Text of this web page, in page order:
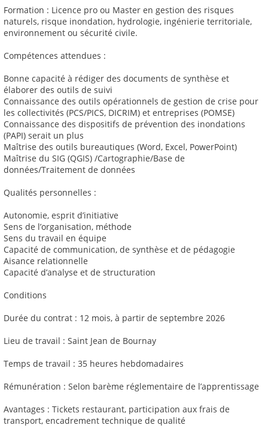
Formation : Licence pro ou Master en gestion des risques
naturels, risque inondation, hydrologie, ingénierie territoriale,
environnement ou sécurité civile.
Compétences attendues :
Bonne capacité à rédiger des documents de synthèse et
élaborer des outils de suivi
Connaissance des outils opérationnels de gestion de crise pour
les collectivités (PCS/PICS, DICRIM) et entreprises (POMSE)
Connaissance des dispositifs de prévention des inondations
(PAPI) serait un plus
Maîtrise des outils bureautiques (Word, Excel, PowerPoint)
Maîtrise du SIG (QGIS) /Cartographie/Base de
données/Traitement de données
Qualités personnelles :
Autonomie, esprit d’initiative
Sens de l’organisation, méthode
Sens du travail en équipe
Capacité de communication, de synthèse et de pédagogie
Aisance relationnelle
Capacité d’analyse et de structuration
Conditions
Durée du contrat : 12 mois, à partir de septembre 2026
Lieu de travail : Saint Jean de Bournay
Temps de travail : 35 heures hebdomadaires
Rémunération : Selon barème réglementaire de l’apprentissage
Avantages : Tickets restaurant, participation aux frais de
transport, encadrement technique de qualité